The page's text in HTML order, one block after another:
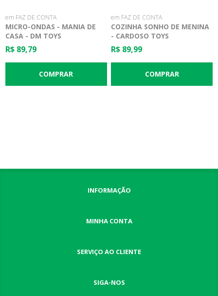
em FAZ DE CONTA
MICRO-ONDAS - MANIA DE
CASA - DM TOYS
R$ 89,79
em FAZ DE CONTA
COZINHA SONHO DE MENINA
- CARDOSO TOYS
R$ 89,99
INFORMAÇÃO
MINHA CONTA
SERVIÇO AO CLIENTE
SIGA-NOS